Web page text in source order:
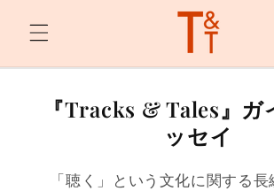
スキッ
プ
『Tracks & Tales』ガ
ッセイ
「聴く」という文化に関する長